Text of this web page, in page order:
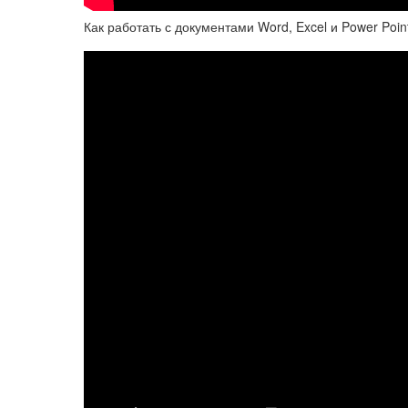
Как работать с документами Word, Excel и Power